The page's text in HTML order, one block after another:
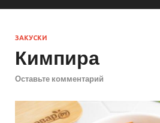
ЗАКУСКИ
Кимпира
Оставьте комментарий